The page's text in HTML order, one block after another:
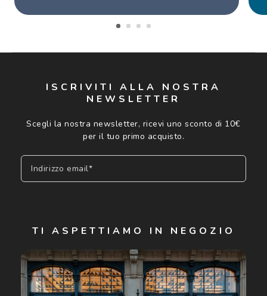
ISCRIVITI ALLA NOSTRA
NEWSLETTER
Scegli la nostra newsletter, ricevi uno sconto di 10€
per il tuo primo acquisto.
Indirizzo email*
Cliccando su "Iscriviti", confermo di avere più di 16 anni e
acconsento all'utilizzo dei miei Dati Personali da parte di
Luxottica Group S.p.A. per l'invio di offerte speciali, novità
ed altre comunicazioni di carattere pubblicitario (consultare
Informativa sulla privacyper ulteriori informazioni).
TI ASPETTIAMO IN NEGOZIO